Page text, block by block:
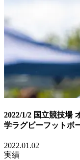
2022/1/2 国立競技場
学ラグビーフット
2022.01.02
実績